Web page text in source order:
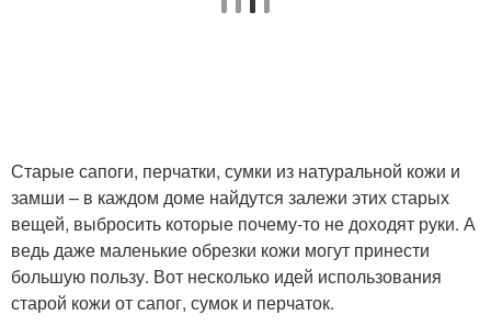
Старые сапоги, перчатки, сумки из натуральной кожи и
замши – в каждом доме найдутся залежи этих старых
вещей, выбросить которые почему-то не доходят руки. А
ведь даже маленькие обрезки кожи могут принести
большую пользу. Вот несколько идей использования
старой кожи от сапог, сумок и перчаток.